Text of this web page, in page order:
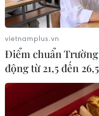
NGHE
vietnamplus.vn
Điểm chuẩn
động từ 21,5 đến